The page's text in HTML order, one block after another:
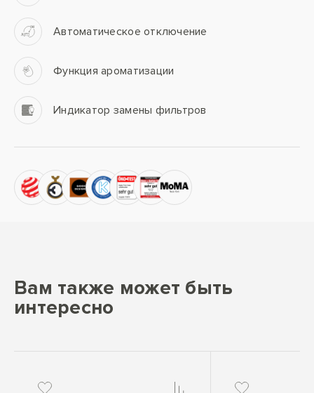
Автоматическое отключение
Функция ароматизации
Индикатор замены фильтров
Вам также может быть
интересно